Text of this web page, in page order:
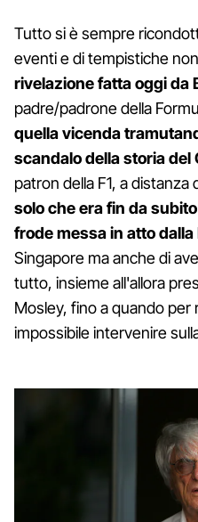
Tutto si è sempre
eventi e di tempistiche
rivelazione fatta oggi da
padre/padrone della
quella vicenda
scandalo della storia del
patron della F1, a distanza
solo che era fin da
frode messa in atto dalla
Singapore ma anche di
tutto, insieme all'allora
Mosley, fino a quando
impossibile intervenire